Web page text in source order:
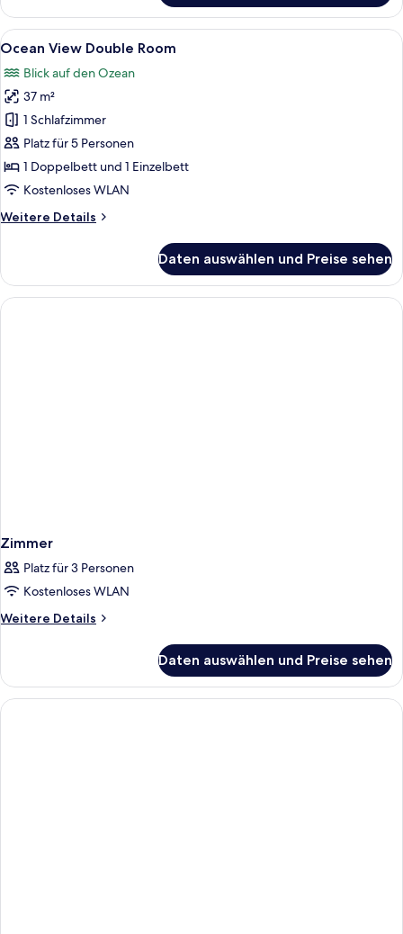
View
Single
Room
Alle
Fotos
für
Ocean
View
Double
Room
anzeigen
Ocean View Double Room |
5
Ocean View Double Room
Blick auf den Ozean
37 m²
1 Schlafzimmer
Platz für 5 Personen
1 Doppelbett und 1 Einzelbett
Kostenloses WLAN
Weitere Details
Weitere
View
Double
Room
Daten auswählen und Preise sehen
Zimmer
Platz für 3 Personen
Kostenloses WLAN
Weitere Details
Weitere
Daten auswählen und Preise sehen